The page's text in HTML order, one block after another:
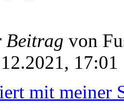
Beitrag von
17:01
mit meiner